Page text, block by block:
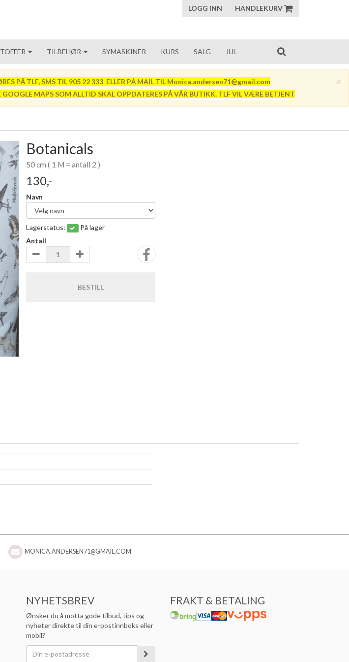
LOGG INN HANDLEKURV
TILBEHØR SYMASKINER KURS SALG JUL
×
PÅ TLF, SMS TIL 905 22 333 ELLER PÅ MAIL TIL Monica.andersen71@gmail.com
MAPS SOM ALLTID SKAL OPPDATERES PÅ VÅR BUTIKK. TLF VIL VÆRE BETJENT
Botanicals
50 cm ( 1 M = antall 2 )
130,-
Navn
Lagerstatus:
På lager
Antall
BESTILL
MONICA.ANDERSEN71@GMAIL.COM
NYHETSBREV
Ønsker du å motta gode tilbud, tips og
nyheter direkte til din e-postinnboks eller
mobil?
FRAKT & BETALING